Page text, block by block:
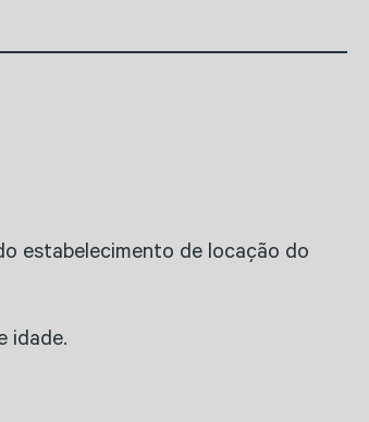
estabelecimento de locação do
idade.